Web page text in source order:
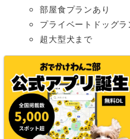
部屋食プランあり
プライベートドッグラ
超大型犬まで
宿 埼
【埼玉・秩
komura-」
グランピング
同室宿泊OK